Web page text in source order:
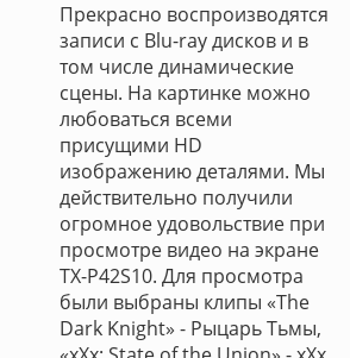
Прекрасно воспроизводятся
записи с Blu-ray дисков и в
том числе динамические
сцены. На картинке можно
любоваться всеми
присущими HD
изображению деталями. Мы
действительно получили
огромное удовольствие при
просмотре видео на экране
TX-P42S10. Для просмотра
были выбраны клипы «The
Dark Knight» - Рыцарь Тьмы,